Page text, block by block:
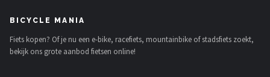
BICYCLE MANIA
Fiets kopen? Of je nu een e-bike, racefiets, mountainbike of stadsfiets zoekt,
bekijk ons grote aanbod fietsen online!